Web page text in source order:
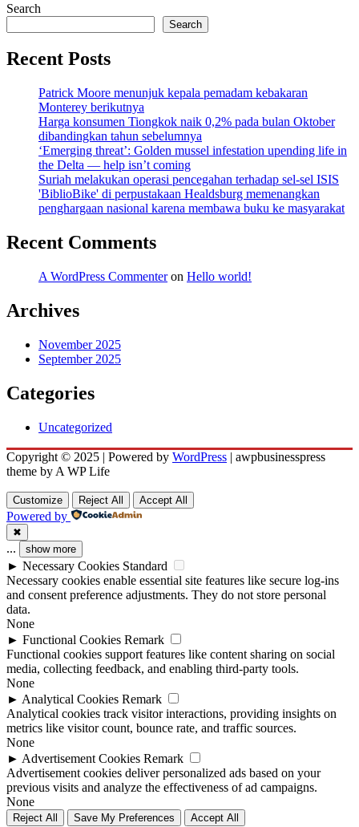
Search
Search
Recent Posts
Patrick Moore menunjuk kepala pemadam kebakaran
Monterey berikutnya
Harga konsumen Tiongkok naik 0,2% pada bulan Oktober
dibandingkan tahun sebelumnya
‘Emerging threat’: Golden mussel infestation upending life in
the Delta — help isn’t coming
Suriah melakukan operasi pencegahan terhadap sel-sel ISIS
'BiblioBike' di perpustakaan Healdsburg memenangkan
penghargaan nasional karena membawa buku ke masyarakat
Recent Comments
A WordPress Commenteron Hello world!
Archives
November 2025
September 2025
Categories
Uncategorized
Copyright © 2025 | Powered by WordPress | awpbusinesspress
theme by A WP Life
Customize Reject All Accept All
Powered by
✖
... show more
► Necessary Cookies Standard
Necessary cookies enable essential site features like secure log-ins
and consent preference adjustments. They do not store personal
data.
None
► Functional Cookies Remark
Functional cookies support features like content sharing on social
media, collecting feedback, and enabling third-party tools.
None
► Analytical Cookies Remark
Analytical cookies track visitor interactions, providing insights on
metrics like visitor count, bounce rate, and traffic sources.
None
► Advertisement Cookies Remark
Advertisement cookies deliver personalized ads based on your
previous visits and analyze the effectiveness of ad campaigns.
None
Reject All Save My Preferences Accept All